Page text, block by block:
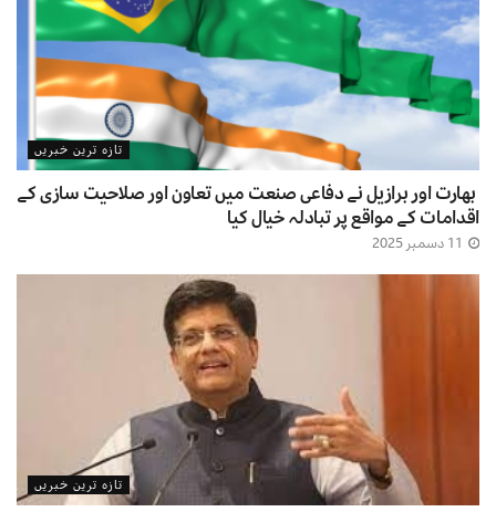
تازہ ترین خبریں
بھارت اور برازیل نے دفاعی صنعت میں تعاون اور صلاحیت سازی کے
اقدامات کے مواقع پر تبادلہ خیال کیا
تازہ ترین خبریں